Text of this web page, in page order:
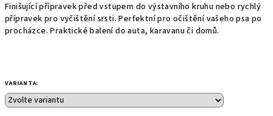
Finišující přípravek před vstupem do výstavního kruhu nebo rychlý
přípravek pro vyčištění srsti. Perfektní pro očištění vašeho psa po
procházce. Praktické balení do auta, karavanu či domů.
VARIANTA: